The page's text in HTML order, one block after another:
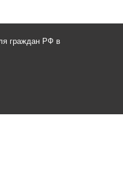
граждан РФ в